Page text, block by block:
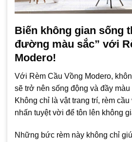
Biến không gian sống
đường màu sắc” với
Modero!
Với Rèm Cầu Vồng Modero,
sẽ trở nên sống động và đầy
Không chỉ là vật trang trí, rèm
nhấn tuyệt vời để tôn lên không
Những bức rèm này không chỉ